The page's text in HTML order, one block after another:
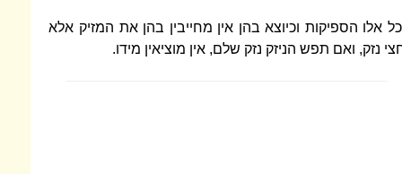
אלו הספיקות וכיוצא בהן אין מחייבין בהן את המזיק אלא
נזק, ואם תפש הניזק נזק שלם, אין מוציאין מידו.